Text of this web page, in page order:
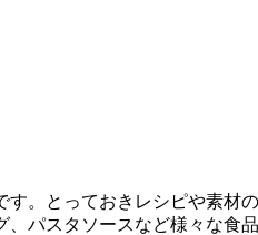
。とっておきレシピや素材
パスタソースなど様々な食